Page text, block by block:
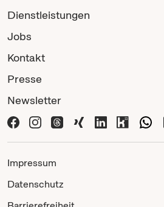
Dienstleistungen
Jobs
Kontakt
Presse
Newsletter
Impressum
Datenschutz